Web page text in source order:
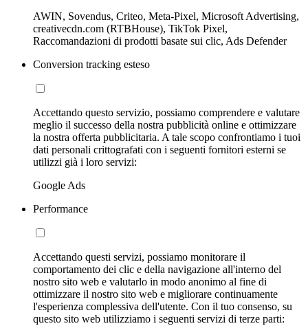
AWIN, Sovendus, Criteo, Meta-Pixel, Microsoft Advertising,
creativecdn.com (RTBHouse), TikTok Pixel,
Raccomandazioni di prodotti basate sui clic, Ads Defender
Conversion tracking esteso
Accettando questo servizio, possiamo comprendere e valutare
meglio il successo della nostra pubblicità online e ottimizzare
la nostra offerta pubblicitaria. A tale scopo confrontiamo i tuoi
dati personali crittografati con i seguenti fornitori esterni se
utilizzi già i loro servizi:
Google Ads
Performance
Accettando questi servizi, possiamo monitorare il
comportamento dei clic e della navigazione all'interno del
nostro sito web e valutarlo in modo anonimo al fine di
ottimizzare il nostro sito web e migliorare continuamente
l'esperienza complessiva dell'utente. Con il tuo consenso, su
questo sito web utilizziamo i seguenti servizi di terze parti: